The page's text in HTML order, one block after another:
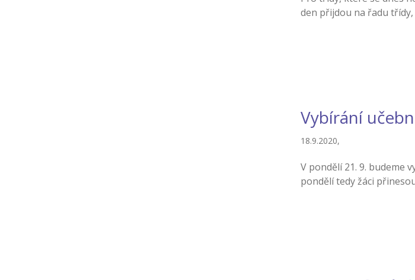
den přijdou na řadu třídy,
Vybírání
18.9.2020,
V pondělí 21. 9. budeme
pondělí tedy žáci